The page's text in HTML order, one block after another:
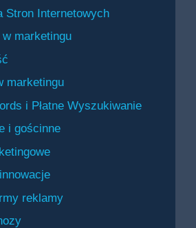
Stron Internetowych
marketingu
marketingu
i Płatne Wyszukiwanie
i gościnne
reklamy